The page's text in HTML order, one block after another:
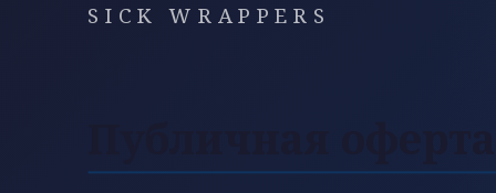
SICK WRAPPERS